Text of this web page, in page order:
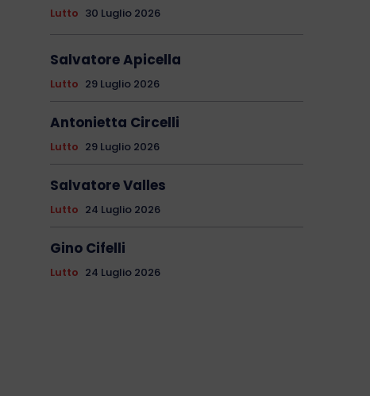
Lutto 30 Luglio 2026
Salvatore Apicella
Lutto 29 Luglio 2026
Antonietta Circelli
Lutto 29 Luglio 2026
Salvatore Valles
Lutto 24 Luglio 2026
Gino Cifelli
Lutto 24 Luglio 2026